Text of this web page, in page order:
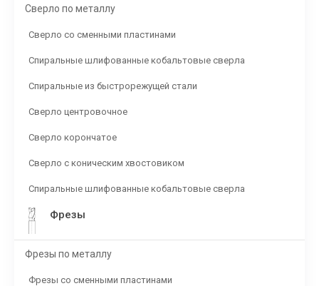
Сверло по металлу
Сверло со сменными пластинами
Спиральные шлифованные кобальтовые сверла
Спиральные из быстрорежущей стали
Сверло центровочное
Сверло корончатое
Сверло с коническим хвостовиком
Спиральные шлифованные кобальтовые сверла
Фрезы
Фрезы по металлу
Фрезы со сменными пластинами